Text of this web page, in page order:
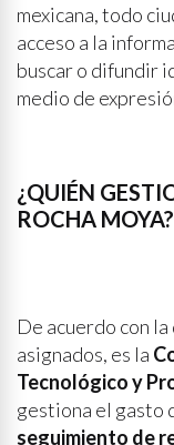
mexicana, todo
acceso a la
buscar o difundir
medio de
¿QUIÉN
ROCHA MOYA?
De acuerdo con
asignados, es la
Tecnológico y
gestiona el gasto
seguimiento de